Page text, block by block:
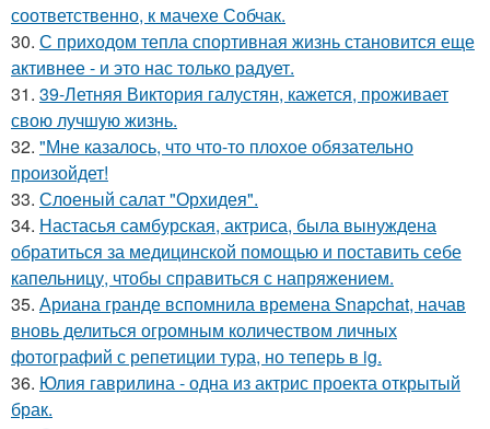
соответственно, к мачехе Собчак.
30. С приходом тепла спортивная жизнь становится еще
активнее - и это нас только радует.
31. 39-Летняя Виктория галустян, кажется, проживает
свою лучшую жизнь.
32. "Мне казалось, что что-то плохое обязательно
произойдет!
33. Слоеный салат "Орхидея".
34. Настасья самбурская, актриса, была вынуждена
обратиться за медицинской помощью и поставить себе
капельницу, чтобы справиться с напряжением.
35. Ариана гранде вспомнила времена Snapchat, начав
вновь делиться огромным количеством личных
фотографий с репетиции тура, но теперь в ig.
36. Юлия гаврилина - одна из актрис проекта открытый
брак.